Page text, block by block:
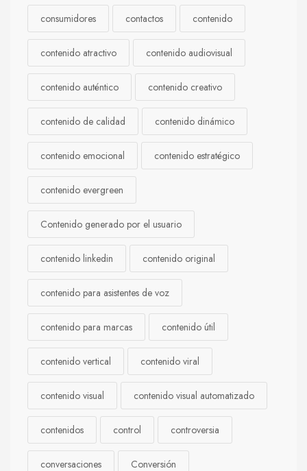
consumidores contactos contenido
contenido atractivo contenido audiovisual
contenido auténtico contenido creativo
contenido de calidad contenido dinámico
contenido emocional contenido estratégico
contenido evergreen
Contenido generado por el usuario
contenido linkedin contenido original
contenido para asistentes de voz
contenido para marcas contenido útil
contenido vertical contenido viral
contenido visual contenido visual automatizado
contenidos control controversia
conversaciones Conversión